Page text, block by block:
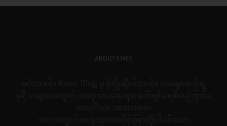
ABOUT KWEE